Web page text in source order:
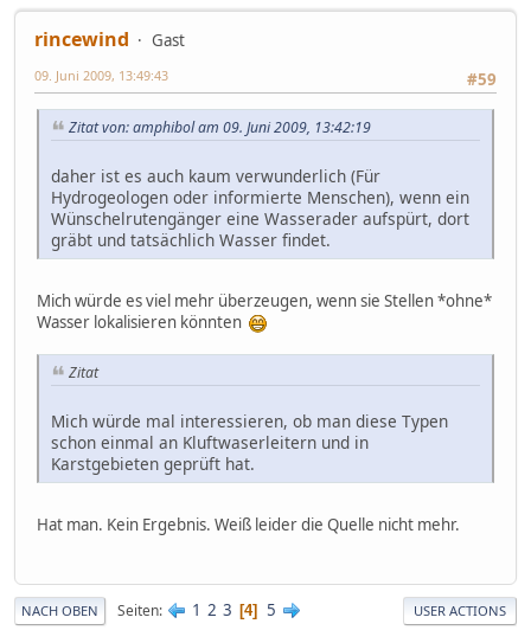
rincewind
Gast
#59
09. Juni 2009, 13:49:43
Zitat von: amphibol am 09. Juni 2009, 13:42:19
daher ist es auch kaum verwunderlich (Für
Hydrogeologen oder informierte Menschen), wenn ein
Wünschelrutengänger eine Wasserader aufspürt, dort
gräbt und tatsächlich Wasser findet.
Mich würde es viel mehr überzeugen, wenn sie Stellen *ohne*
Wasser lokalisieren könnten
Zitat
Mich würde mal interessieren, ob man diese Typen
schon einmal an Kluftwaserleitern und in
Karstgebieten geprüft hat.
Hat man. Kein Ergebnis. Weiß leider die Quelle nicht mehr.
NACH OBEN Seiten 1 2 3 4 5 USER ACTIONS